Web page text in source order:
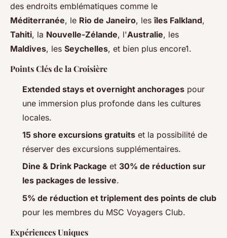
des endroits emblématiques comme le
Méditerranée, le Rio de Janeiro, lesîles Falkland,
Tahiti, la Nouvelle-Zélande, l'Australie, les
Maldives, les Seychelles, et bien plus encore1.
Points Clés de la Croisière
Extended stays et overnight anchorages pour
une immersion plus profonde dans les cultures
locales.
15 shore excursions gratuits et la possibilité de
réserver des excursions supplémentaires.
Dine & Drink Package et 30% de réduction sur
les packages de lessive.
5% de réduction et triplement des points de club
pour les membres du MSC Voyagers Club.
Expériences Uniques